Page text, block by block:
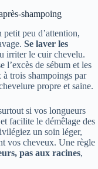
shampoing
peu d’attention,
Se laver les
irriter le cuir chevelu.
l’excès de sébum et les
trois shampoings par
propre et saine.
si vos longueurs
facilite le démêlage des
un soin léger,
vos cheveux. Une règle
pas aux racines,